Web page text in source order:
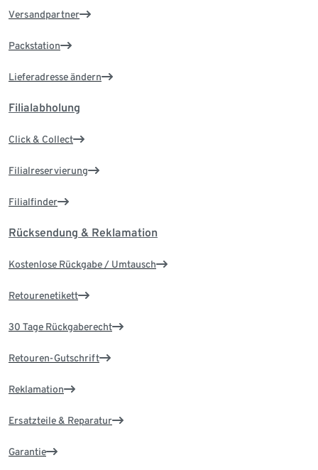
Versandpartner
Packstation
Lieferadresse ändern
Filialabholung
Click & Collect
Filialreservierung
Filialfinder
Rücksendung & Reklamation
Kostenlose Rückgabe / Umtausch
Retourenetikett
30 Tage Rückgaberecht
Retouren-Gutschrift
Reklamation
Ersatzteile & Reparatur
Garantie